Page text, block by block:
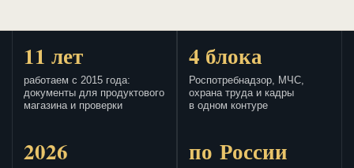
11 лет
работаем с 2015 года:
документы для продуктового
магазина и проверки
4 блока
Роспотребнадзор, МЧС,
охрана труда и кадры
в одном контуре
2026 по России